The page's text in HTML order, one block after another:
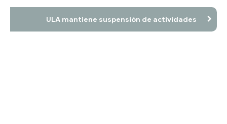
ULA mantiene suspensión de actividades